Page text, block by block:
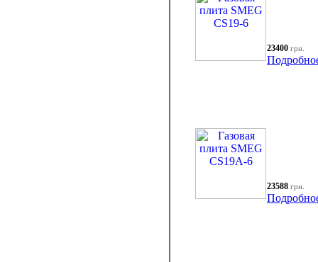
23400 грн.
23588 грн.